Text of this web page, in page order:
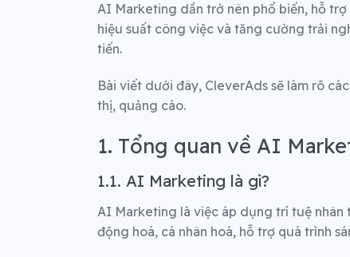
AI Marketing dần trở nên phổ biến, hỗ
hiệu suất công việc và tăng cường trải
tiến.
Bài viết dưới đây, CleverAds sẽ làm rõ
thị, quảng cáo.
1. Tổng quan về AI
1.1. AI Marketing là gì?
AI Marketing là việc áp dụng trí tuệ
động hoá, cá nhân hoá, hỗ trợ quá trình